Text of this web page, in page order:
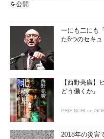
を公開
一にも二にも
た6つのセキ
【西野亮廣
どう働くか』
PR(FINCHI on
2018年の災害